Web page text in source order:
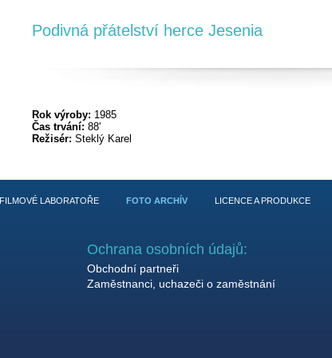
Podivná přátelství herce Jesenia
Rok výroby: 1985
Čas trvání: 88'
Režisér: Steklý Karel
FILMOVÉ LABORATOŘE FOTO ARCHÍV LICENCE A PRODUKCE
Ochrana osobních údajů:
Obchodní partneři
Zaměstnanci, uchazeči o zaměstnání